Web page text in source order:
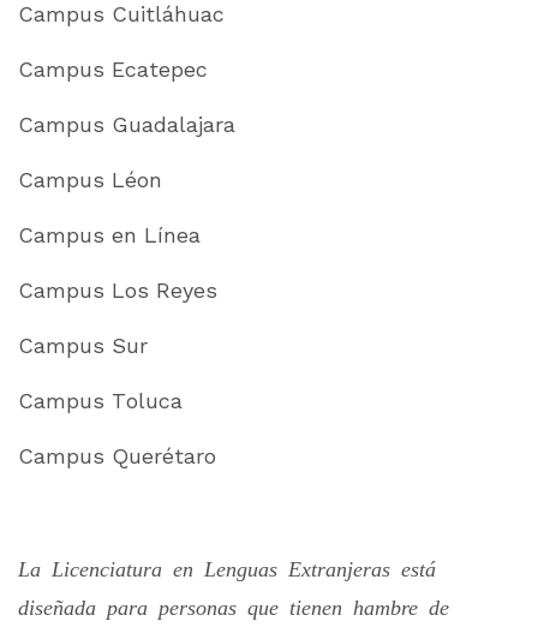
Campus Cuitláhuac
Campus Ecatepec
Campus Guadalajara
Campus Léon
Campus en Línea
Campus Los Reyes
Campus Sur
Campus Toluca
Campus Querétaro
La Licenciatura en Lenguas Extranjeras está
diseñada para personas que tienen hambre de